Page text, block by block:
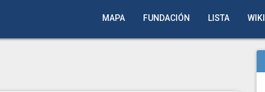
MAPA FUNDACIÓN LISTA WIKI